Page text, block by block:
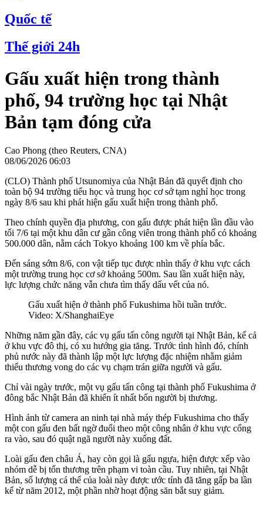
Quốc tế
Thế giới 24h
Gấu xuất hiện trong thành
phố, 94 trường học tại Nhật
Bản tạm đóng cửa
Cao Phong (theo Reuters, CNA)
08/06/2026 06:03
(CLO) Thành phố Utsunomiya của Nhật Bản đã quyết định cho
toàn bộ 94 trường tiểu học và trung học cơ sở tạm nghỉ học trong
ngày 8/6 sau khi phát hiện gấu xuất hiện trong thành phố.
Theo chính quyền địa phương, con gấu được phát hiện lần đầu vào
tối 7/6 tại một khu dân cư gần công viên trong thành phố có khoảng
500.000 dân, nằm cách Tokyo khoảng 100 km về phía bắc.
Đến sáng sớm 8/6, con vật tiếp tục được nhìn thấy ở khu vực cách
một trường trung học cơ sở khoảng 500m. Sau lần xuất hiện này,
lực lượng chức năng vẫn chưa tìm thấy dấu vết của nó.
Gấu xuất hiện ở thành phố Fukushima hồi tuần trước.
Video: X/ShanghaiEye
Những năm gần đây, các vụ gấu tấn công người tại Nhật Bản, kể cả
ở khu vực đô thị, có xu hướng gia tăng. Trước tình hình đó, chính
phủ nước này đã thành lập một lực lượng đặc nhiệm nhằm giảm
thiểu thương vong do các vụ chạm trán giữa người và gấu.
Chỉ vài ngày trước, một vụ gấu tấn công tại thành phố Fukushima ở
đông bắc Nhật Bản đã khiến ít nhất bốn người bị thương.
Hình ảnh từ camera an ninh tại nhà máy thép Fukushima cho thấy
một con gấu đen bất ngờ đuổi theo một công nhân ở khu vực cổng
ra vào, sau đó quật ngã người này xuống đất.
Loài gấu đen châu Á, hay còn gọi là gấu ngựa, hiện được xếp vào
nhóm dễ bị tổn thương trên phạm vi toàn cầu. Tuy nhiên, tại Nhật
Bản, số lượng cá thể của loài này được ước tính đã tăng gấp ba lần
kể từ năm 2012, một phần nhờ hoạt động săn bắt suy giảm.